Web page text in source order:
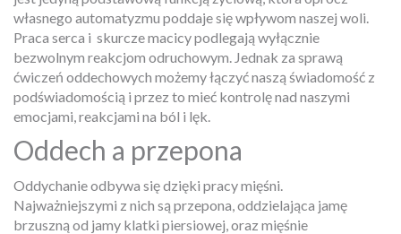
własnego automatyzmu poddaje się wpływom naszej woli.
Praca serca i skurcze macicy podlegają wyłącznie
bezwolnym reakcjom odruchowym. Jednak za sprawą
ćwiczeń oddechowych możemy łączyć naszą świadomość z
podświadomością i przez to mieć kontrolę nad naszymi
emocjami, reakcjami na ból i lęk.
Oddech a przepona
Oddychanie odbywa się dzięki pracy mięśni.
Najważniejszymi z nich są przepona, oddzielająca jamę
brzuszną od jamy klatki piersiowej, oraz mięśnie